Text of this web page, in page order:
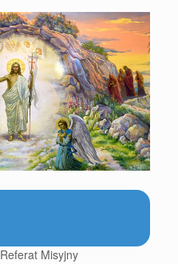
Referat Misyjny